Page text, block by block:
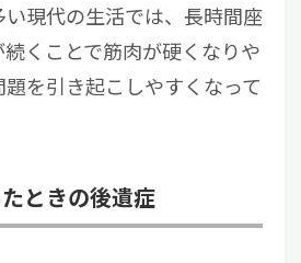
現代の生活では、長時間座
くことで筋肉が硬くなりや
を引き起こしやすくなって
ときの後遺症